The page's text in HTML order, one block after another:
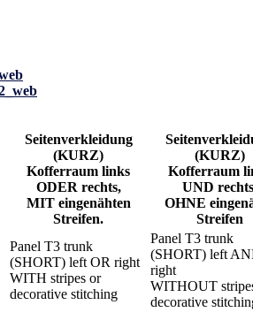
Seitenverkleidung
(KURZ)
Kofferraum links
ODER rechts,
MIT eingenähten
Streifen.
(KURZ)
Kofferraum
UND
OHNE
Streifen
Panel T3 trunk
(SHORT) left OR right
WITH stripes or
decorative stitching
Panel T3 trunk
(SHORT) left
right
WITHOUT
decorative